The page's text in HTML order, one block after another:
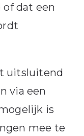
dat een
uitsluitend
via een
is
mee te